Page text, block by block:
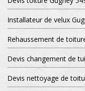
Installateur de velux
Rehaussement de
Devis changement de
Devis nettoyage de